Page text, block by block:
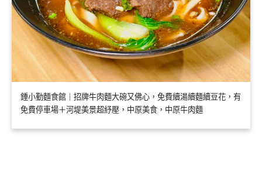
鍾小勤麵食館｜招牌牛肉麵大碗又佛心，免費續湯續麵續豆花，有
免費停車場＋河堤美景超紓壓，中原美食，中原牛肉麵